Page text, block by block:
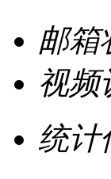
邮箱
视频
统计